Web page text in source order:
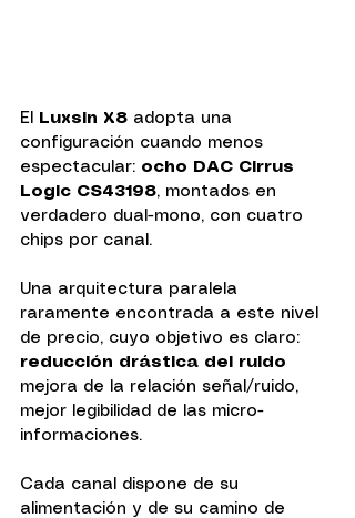
El Luxsin X8 adopta una
configuración cuando menos
espectacular: ocho DAC Cirrus
Logic CS43198, montados en
verdadero dual-mono, con cuatro
chips por canal.
Una arquitectura paralela
raramente encontrada a este nivel
de precio, cuyo objetivo es claro:
reducción drástica del ruido
mejora de la relación señal/ruido,
mejor legibilidad de las micro-
informaciones.
Cada canal dispone de su
alimentación y de su camino de